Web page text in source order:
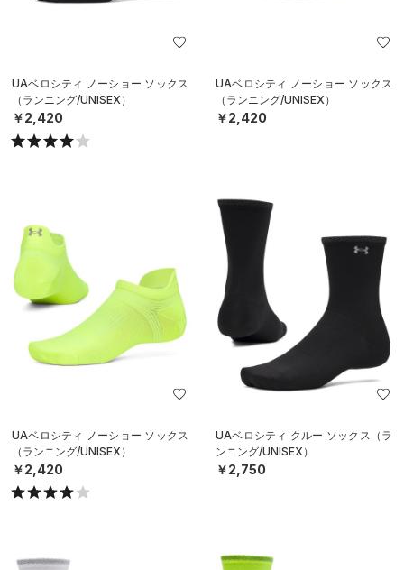
UAベロシティ ノーショー ソックス
（ランニング/UNISEX）
￥2,420
UAベロシティ ノーショー ソックス
（ランニング/UNISEX）
￥2,420
UAベロシティ ノーショー ソックス
（ランニング/UNISEX）
￥2,420
UAベロシティ クルー ソックス（ラ
ンニング/UNISEX）
￥2,750